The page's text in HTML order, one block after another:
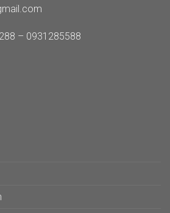
– 0931285588